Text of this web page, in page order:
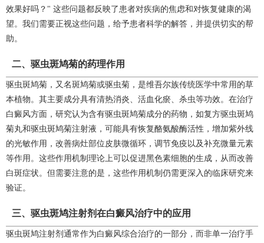
效果好吗？" 这些问题都反映了患者对疾病的焦虑和对恢复健康的渴
望。我们需要正视这些问题，给予患者科学的解答，并提供切实的帮
助。
二、驱虫斑鸠菊的药理作用
驱虫斑鸠菊，又名斑鸠菊或驱虫菊，是维吾尔族传统医学中常用的草
本植物。其主要成分具有清热消炎、活血化瘀、杀虫等功效。在治疗
白癜风方面，研究认为含有驱虫斑鸠菊成分的药物，如复方驱虫斑鸠
菊丸和驱虫斑鸠菊注射液，可能具有恢复酪氨酸酶活性，增加紫外线
的光敏作用，改善病灶部位皮肤微循环，调节免疫以及补充微量元素
等作用。这些作用机制理论上可以促进黑色素细胞的生成，从而改善
白斑症状。但需要注意的是，这些作用机制仍需更深入的临床研究来
验证。
三、驱虫斑鸠注射剂在白癜风治疗中的应用
驱虫斑鸠注射剂通常作为白癜风综合治疗的一部分，而非单一治疗手